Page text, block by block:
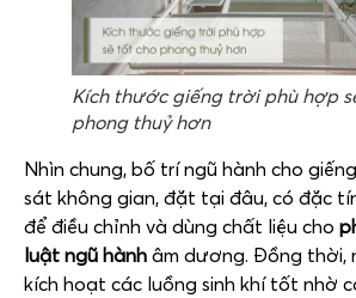
Kích thước giếng trời phù hợp
phong thuỷ hơn
Nhìn chung, bố trí ngũ hành cho
sát không gian, đặt tại đâu, có đặc
để điều chỉnh và dùng chất liệu cho
luật ngũ hành âm dương. Đồng thời,
kích hoạt các luồng sinh khí tốt nhờ